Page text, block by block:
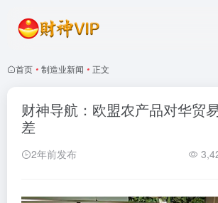
首页 • 制造业新闻 • 正文
财神导航：欧盟农产品对华贸
差
2年前发布